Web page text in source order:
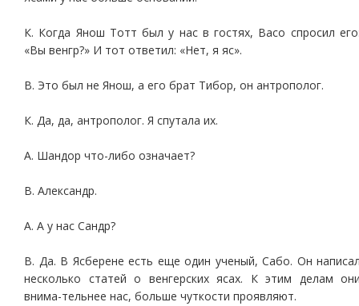
К. Когда Янош Тотт был у нас в гостях, Васо спросил
«Вы венгр?» И тот ответил: «Нет, я яс».
В. Это был не Янош, а его брат Тибор, он антрополог.
К. Да, да, антрополог. Я спутала их.
А. Шандор что-либо означает?
В. Александр.
А. А у нас Сандр?
В. Да. В Ясберене есть еще один ученый, Сабо. Он
несколько статей о венгерских ясах. К этим делам
внима-тельнее нас, больше чуткости проявляют.